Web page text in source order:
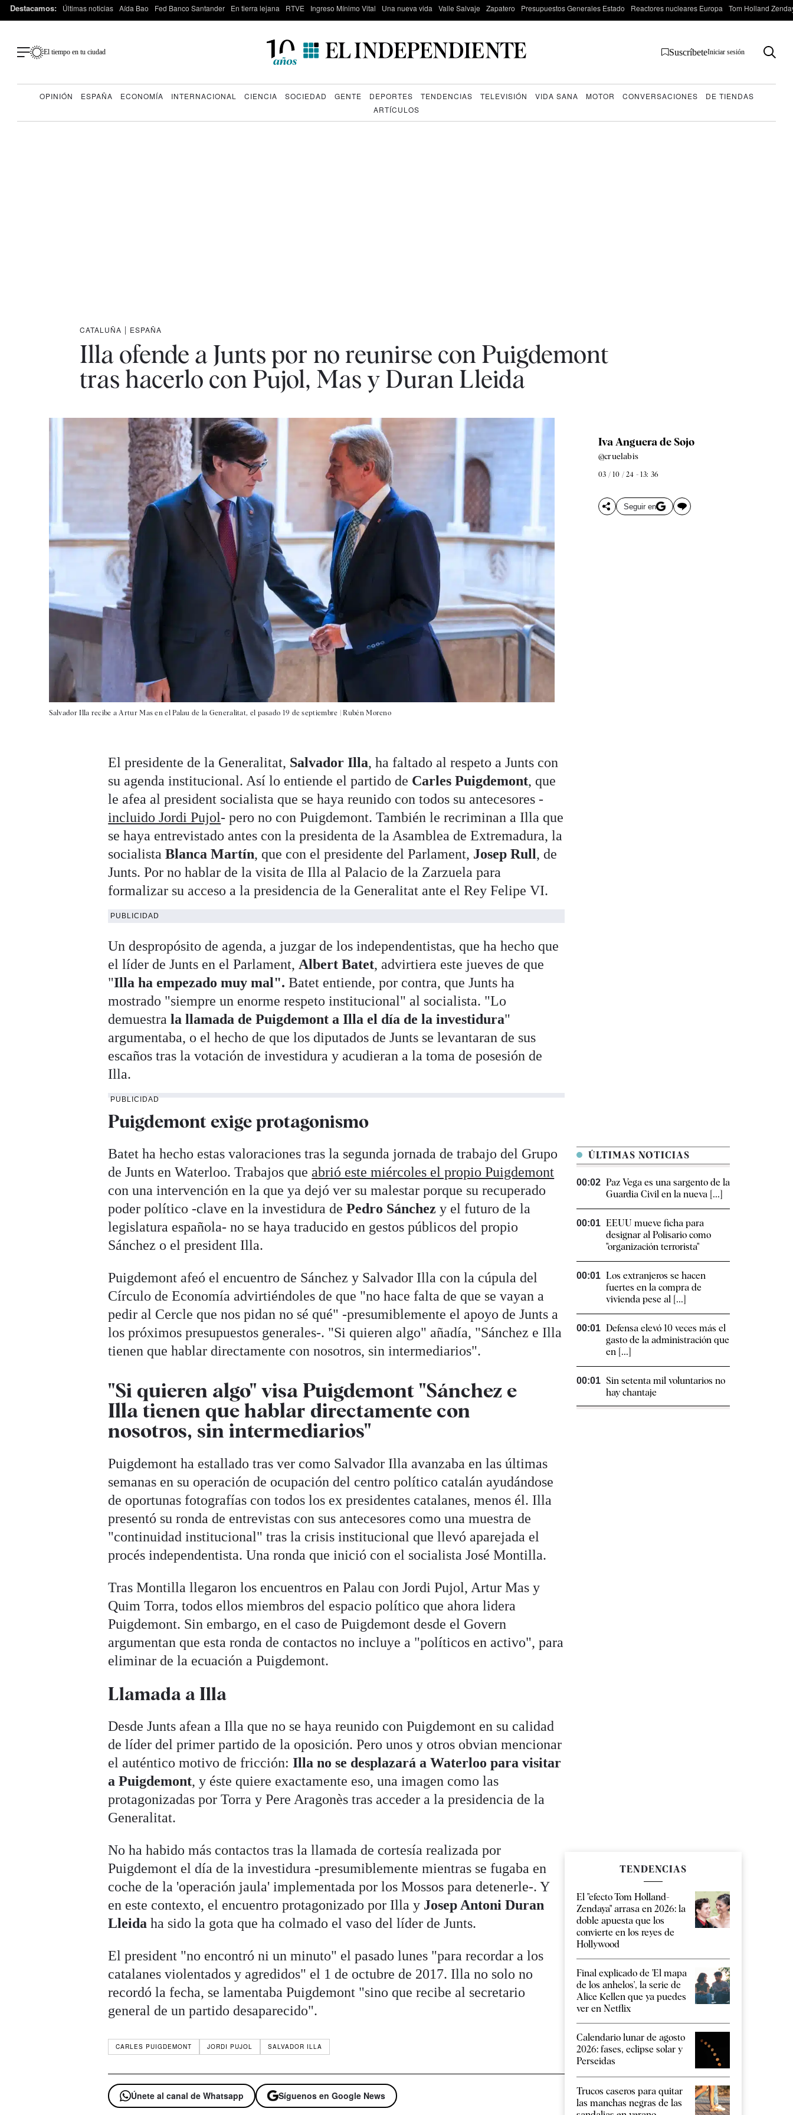
Destacamos: Últimas noticias Aída Bao Fed Banco Santander En tierra lejana RTVE Ingreso Mínimo Vital Una nueva vida Valle Salvaje Zapatero Presupuestos Generales Estado Reactores nucleares Europa Tom Holland
El tiempo en tu ciudad SuscríbeteIniciar sesión
OPINIÓN ESPAÑA ECONOMÍA INTERNACIONAL CIENCIA SOCIEDAD GENTE DEPORTES TENDENCIAS TELEVISIÓN VIDA SANA MOTOR CONVERSACIONES
DE TIENDAS
ARTÍCULOS
CATALUÑA | ESPAÑA
Illa ofende a Junts por no reunirse con Puigdemont
tras hacerlo con Pujol, Mas y Duran Lleida
Salvador Illa recibe a Artur Mas en el Palau de la Generalitat, el pasado 19 de septiembre |Rubén Moreno
Iva Anguera de Sojo
@cruelabis
03 / 10 / 24 - 13: 36
Seguir en
El presidente de la Generalitat, Salvador Illa, ha faltado al respeto a Junts con
su agenda institucional. Así lo entiende el partido de Carles Puigdemont, que
le afea al president socialista que se haya reunido con todos su antecesores -
incluido Jordi Pujol- pero no con Puigdemont. También le recriminan a Illa que
se haya entrevistado antes con la presidenta de la Asamblea de Extremadura, la
socialistaBlanca Martín, que con el presidente del Parlament, Josep Rull , de
Junts. Por no hablar de la visita de Illa al Palacio de la Zarzuela para
formalizar su acceso a la presidencia de la Generalitat ante el Rey Felipe VI.
PUBLICIDAD
Un despropósito de agenda, a juzgar de los independentistas, que ha hecho que
el líder de Junts en el Parlament, Albert Batet, advirtiera este jueves de que
"Illa ha empezado muy mal". Batet entiende, por contra, que Junts ha
mostrado "siempre un enorme respeto institucional" al socialista. "Lo
demuestrala llamada de Puigdemont a Illa el día de la investidura"
argumentaba, o el hecho de que los diputados de Junts se levantaran de sus
escaños tras la votación de investidura y acudieran a la toma de posesión de
Illa.
PUBLICIDAD
Puigdemont exige protagonismo
Batet ha hecho estas valoraciones tras la segunda jornada de trabajo del Grupo
de Junts en Waterloo. Trabajos que abrió este miércoles el propio Puigdemont
con una intervención en la que ya dejó ver su malestar porque su recuperado
poder político -clave en la investidura dePedro Sánchez y el futuro de la
legislatura española- no se haya traducido en gestos públicos del propio
Sánchez o el president Illa.
Puigdemont afeó el encuentro de Sánchez y Salvador Illa con la cúpula del
Círculo de Economía advirtiéndoles de que "no hace falta de que se vayan a
pedir al Cercle que nos pidan no sé qué" -presumiblemente el apoyo de Junts a
los próximos presupuestos generales-. "Si quieren algo" añadía, "Sánchez e Illa
tienen que hablar directamente con nosotros, sin intermediarios".
"Si quieren algo" visa Puigdemont "Sánchez e
Illa tienen que hablar directamente con
nosotros, sin intermediarios"
Puigdemont ha estallado tras ver como Salvador Illa avanzaba en las últimas
semanas en su operación de ocupación del centro político catalán ayudándose
de oportunas fotografías con todos los ex presidentes catalanes, menos él. Illa
presentó su ronda de entrevistas con sus antecesores como una muestra de
"continuidad institucional" tras la crisis institucional que llevó aparejada el
procés independentista. Una ronda que inició con el socialista José Montilla.
Tras Montilla llegaron los encuentros en Palau con Jordi Pujol, Artur Mas y
Quim Torra, todos ellos miembros del espacio político que ahora lidera
Puigdemont. Sin embargo, en el caso de Puigdemont desde el Govern
argumentan que esta ronda de contactos no incluye a "políticos en activo", para
eliminar de la ecuación a Puigdemont.
Llamada a Illa
Desde Junts afean a Illa que no se haya reunido con Puigdemont en su calidad
de líder del primer partido de la oposición. Pero unos y otros obvian mencionar
el auténtico motivo de fricción:Illa no se desplazará a Waterloo para visitar
a Puigdemont, y éste quiere exactamente eso, una imagen como las
protagonizadas por Torra y Pere Aragonès tras acceder a la presidencia de la
Generalitat.
No ha habido más contactos tras la llamada de cortesía realizada por
Puigdemont el día de la investidura -presumiblemente mientras se fugaba en
coche de la 'operación jaula' implementada por los Mossos para detenerle-. Y
en este contexto, el encuentro protagonizado por Illa y Josep Antoni Duran
Lleida ha sido la gota que ha colmado el vaso del líder de Junts.
El president "no encontró ni un minuto" el pasado lunes "para recordar a los
catalanes violentados y agredidos" el 1 de octubre de 2017. Illa no solo no
recordó la fecha, se lamentaba Puigdemont "sino que recibe al secretario
general de un partido desaparecido".
CARLES PUIGDEMONT JORDI PUJOL SALVADOR ILLA
Únete al canal de Whatsapp Síguenos en Google News
ÚLTIMAS NOTICIAS
00:02 Paz Vega es una sargento de la
Guardia Civil en la nueva [...]
00:01 EEUU mueve ficha para
designar al Polisario como
"organización terrorista"
00:01 Los extranjeros se hacen
fuertes en la compra de
vivienda pese al [...]
00:01 Defensa elevó 10 veces más el
gasto de la administración que
en [...]
00:01 Sin setenta mil voluntarios no
hay chantaje
TENDENCIAS
El "efecto Tom Holland-
Zendaya" arrasa en 2026: la
doble apuesta que los
convierte en los reyes de
Hollywood
Final explicado de 'El mapa
de los anhelos', la serie de
Alice Kellen que ya puedes
ver en Netflix
Calendario lunar de agosto
2026: fases, eclipse solar y
Perseidas
Trucos caseros para quitar
las manchas negras de las